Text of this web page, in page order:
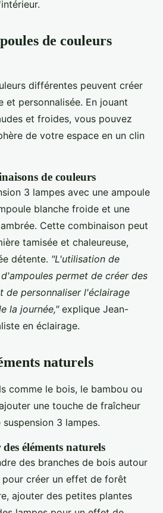
de couleurs
différentes peuvent créer
et personnalisée. En jouant
et froides, vous pouvez
de votre espace en un clin
de couleurs
3 lampes avec une ampoule
blanche froide et une
Cette combinaison peut
tamisée et chaleureuse,
détente. "L'utilisation de
permet de créer des
de personnaliser l'éclairage
la journée,"explique Jean-
en éclairage.
naturels
comme le bois, le bambou ou
une touche de fraîcheur
3 lampes.
éléments naturels
des branches de bois autour
créer un effet de forêt
ajouter des petites plantes